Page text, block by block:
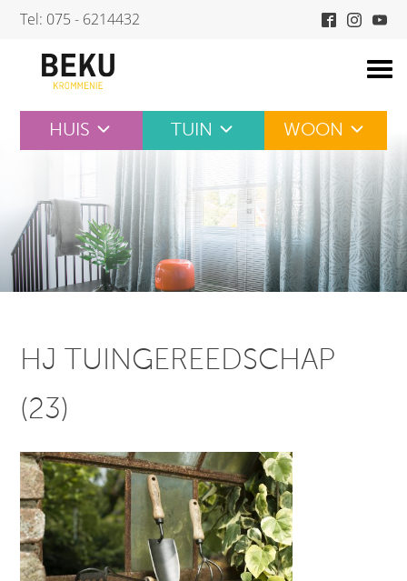
Skip
content
Tel: 075 - 6214432
HUIS TUIN WOON
HJ TUINGEREEDSCHAP
(23)